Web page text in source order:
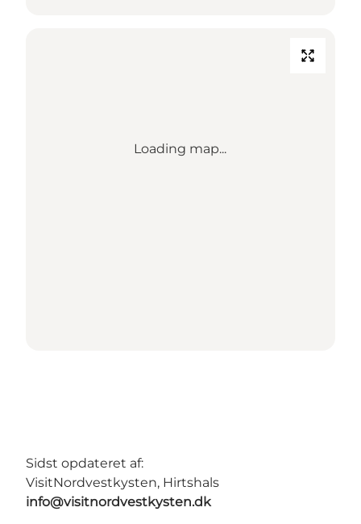
Loading map...
Sidst opdateret af:
VisitNordvestkysten, Hirtshals
info@visitnordvestkysten.dk